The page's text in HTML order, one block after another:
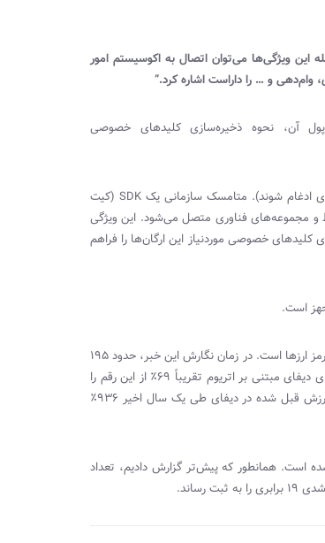
این ویژگی‌ها می‌توان اتصال به اکوسیستم امور
وام‌دهی و … را داراست اشاره کرد.”
آن، نحوه ذخیره‌سازی کلیدهای خصوصی
ادغام شوند). متامسک سازمانی یک SDK(کیت
و مجموعه‌های فناوری متصل می‌شود. این ویژگی
خصوصی موردنیاز این ارگان‌ها را فراهم
است.
اکوسیستم امور مالی غیرمتمرکز یکی از امیدوارکننده‌ترین موارد استفاده از فناوری بلاکچین و رمز ارزها است. در زمان نگارش این خبر، حدود ۱۹۵
میلیارد دلار سرمایه در این اکوسیستم قفل شده است. بر اساس داده‌های موجود، پروتکل‌های دیفای مبتنی بر اتریوم تقریباً ۶۹٪ از این رقم را
که هفته گذشته منتشر شد نشان می‌دهد که ارزش قبل شده در دیفای طی یک سال اخیر ۹۳۶٪
است. همانطور که پیش‌تر گزارش دادیم، تعداد